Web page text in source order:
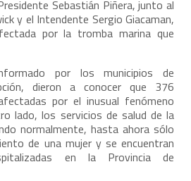
Sebastián Piñera, junto al
y el Intendente Sergio Giacaman,
por la tromba marina que
por los municipios de
dieron a conocer que 376
por el inusual fenómeno
lado, los servicios de salud de la
normalmente, hasta ahora sólo
de una mujer y se encuentran
en la Provincia de